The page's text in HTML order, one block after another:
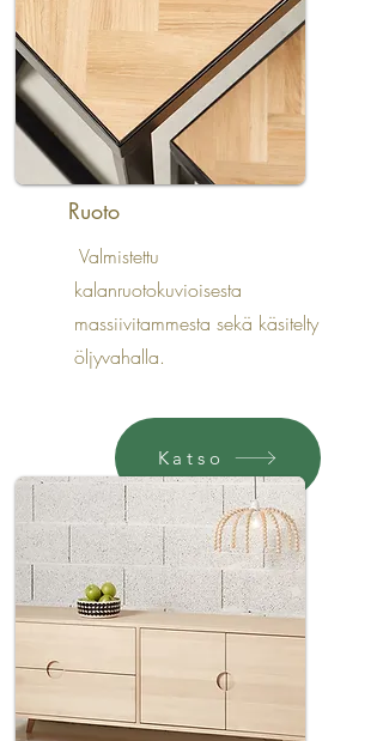
Ruoto
Valmistettu
kalanruotokuvioisesta
massiivitammesta sekä käsitelty
öljyvahalla.
Katso